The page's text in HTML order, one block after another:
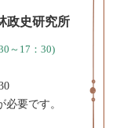
政史研究所
～17：30)
要です。